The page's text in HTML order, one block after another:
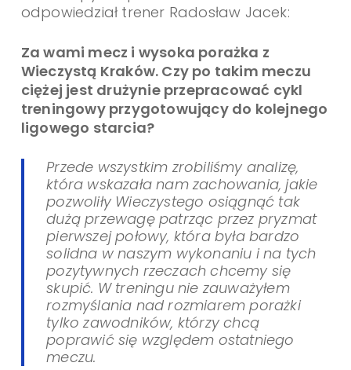
odpowiedział trener Radosław Jacek:
Za wami mecz i wysoka porażka z
Wieczystą Kraków. Czy po takim meczu
ciężej jest drużynie przepracować cykl
treningowy przygotowujący do kolejnego
ligowego starcia?
Przede wszystkim zrobiliśmy analizę,
która wskazała nam zachowania, jakie
pozwoliły Wieczystego osiągnąć tak
dużą przewagę patrząc przez pryzmat
pierwszej połowy, która była bardzo
solidna w naszym wykonaniu i na tych
pozytywnych rzeczach chcemy się
skupić. W treningu nie zauważyłem
rozmyślania nad rozmiarem porażki
tylko zawodników, którzy chcą
poprawić się względem ostatniego
meczu.